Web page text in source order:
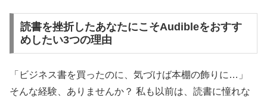
読書を挫折したあなたにこそAudibleをおすす
めしたい3つの理由
「ビジネス書を買ったのに、気づけば本棚の飾りに…」
そんな経験、ありませんか？ 私も以前は、読書に憧れな